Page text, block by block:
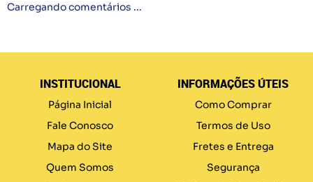
Carregando comentários ...
INSTITUCIONAL
Página Inicial
Fale Conosco
Mapa do Site
Quem Somos
INFORMAÇÕES ÚTEIS
Como Comprar
Termos de Uso
Fretes e Entrega
Segurança